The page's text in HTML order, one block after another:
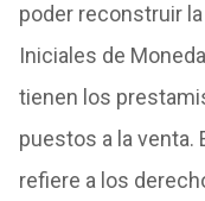
poder reconstruir
Iniciales de
tienen los
puestos a la venta.
refiere a los